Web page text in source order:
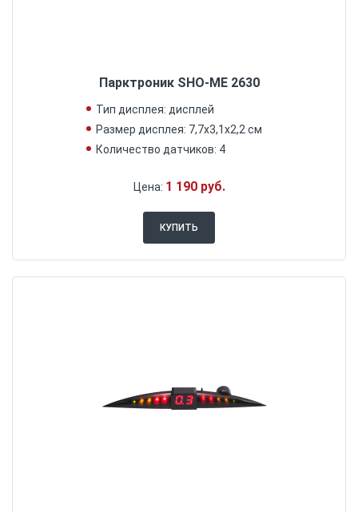
Парктроник SHO-ME 2630
Тип дисплея: дисплей
Размер дисплея: 7,7х3,1х2,2 см
Количество датчиков: 4
Цена: 1 190 руб.
КУПИТЬ